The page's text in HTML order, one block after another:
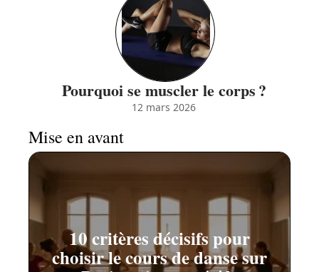
Pourquoi se muscler le corps ?
12 mars 2026
Mise en avant
10 critères décisifs pour
choisir le cours de danse sur